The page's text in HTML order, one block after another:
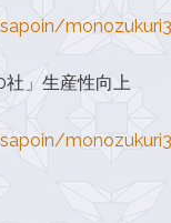
社」生産性向上